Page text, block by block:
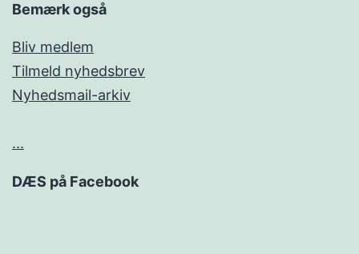
Bemærk også
Bliv medlem
Tilmeld nyhedsbrev
Nyhedsmail-arkiv
...
DÆS på Facebook